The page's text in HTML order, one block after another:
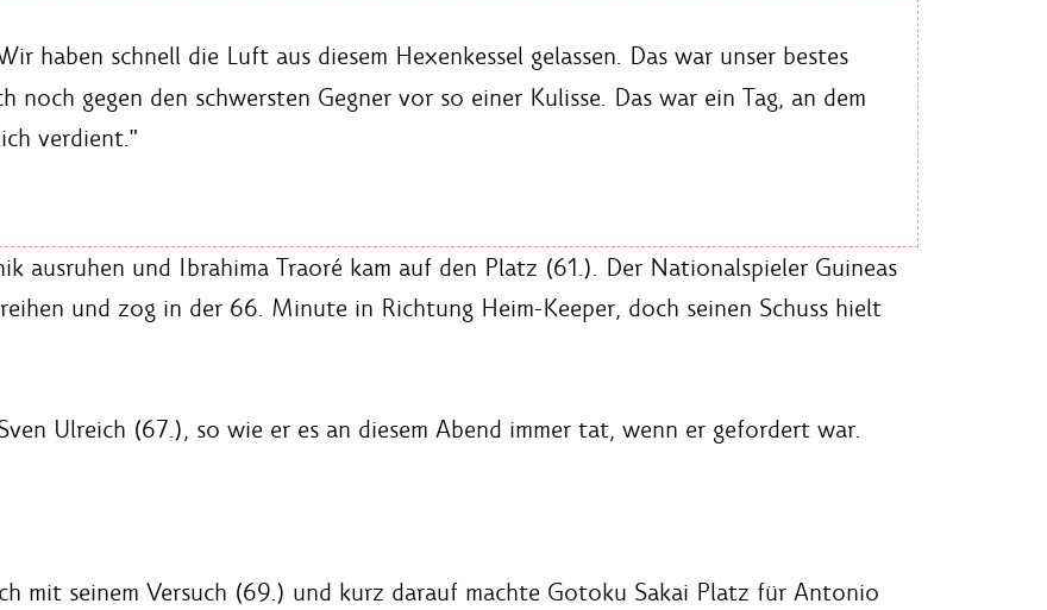
haben schnell die Luft aus diesem Hexenkessel gelassen. Das war unser bestes
noch gegen den schwersten Gegner vor so einer Kulisse. Das war ein Tag, an dem
verdient."
ausruhen und Ibrahima Traoré kam auf den Platz (61.). Der Nationalspieler Guineas
und zog in der 66. Minute in Richtung Heim-Keeper, doch seinen Schuss hielt
Ulreich (67.), so wie er es an diesem Abend immer tat, wenn er gefordert war.
mit seinem Versuch (69.) und kurz darauf machte Gotoku Sakai Platz für Antonio